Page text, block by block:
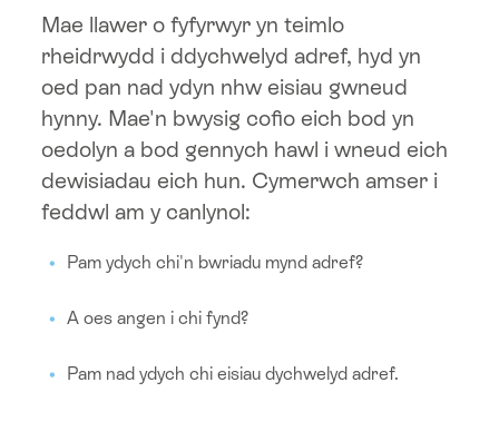
Mae llawer o fyfyrwyr yn teimlo
rheidrwydd i ddychwelyd adref, hyd yn
oed pan nad ydyn nhw eisiau gwneud
hynny. Mae'n bwysig cofio eich bod yn
oedolyn a bod gennych hawl i wneud eich
dewisiadau eich hun. Cymerwch amser i
feddwl am y canlynol:
Pam ydych chi'n bwriadu mynd adref?
A oes angen i chi fynd?
Pam nad ydych chi eisiau dychwelyd adref.